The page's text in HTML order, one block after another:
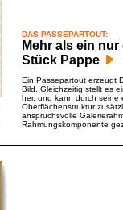
DAS PASSEPARTOUT:
Mehr als ein nur
Stück Pappe
Ein Passepartout erzeugt
Bild. Gleichzeitig stellt es
her, und kann durch
Oberflächenstruktur
anspruchsvolle
Rahmungskomponente